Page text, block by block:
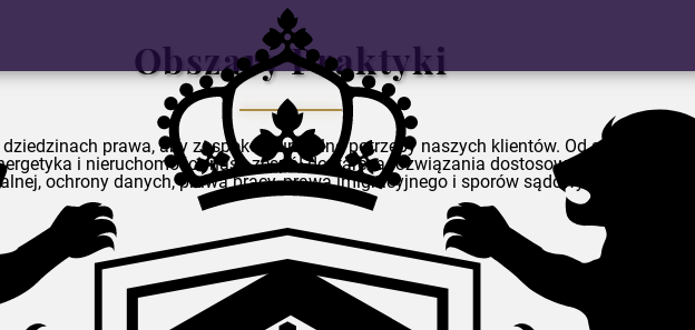
Obszary Praktyki
prawa, aby zaspokoić unikalne potrzeby naszych klientów. Od spraw
i nieruchomości, nasz zespół dostarcza rozwiązania dostosowane do
ochrony danych, prawa pracy, prawa imigracyjnego i sporów sądowych, aby